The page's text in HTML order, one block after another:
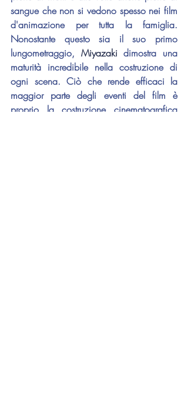
sangue che non si vedono spesso nei film
d'animazione per tutta la famiglia.
Nonostante questo sia il suo primo
lungometraggio, Miyazaki dimostra una
maturità incredibile nella costruzione di
ogni scena. Ciò che rende efficaci la
maggior parte degli eventi del film è
proprio la costruzione cinematografica